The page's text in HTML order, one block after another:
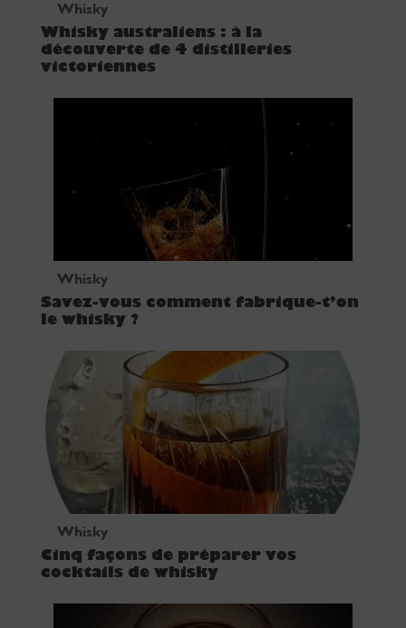
Whisky
Whisky australiens : à la
découverte de 4 distilleries
victoriennes
Whisky
Savez-vous comment fabrique-t’on
le whisky ?
Whisky
Cinq façons de préparer vos
cocktails de whisky